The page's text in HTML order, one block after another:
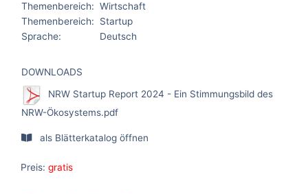
Themenbereich: Wirtschaft
Themenbereich:
Startup
Sprache:
Deutsch
DOWNLOADS
NRW Startup Report 2024 - Ein Stimmungsbild des
NRW-Ökosystems.pdf
als Blätterkatalog öffnen
Preis: gratis